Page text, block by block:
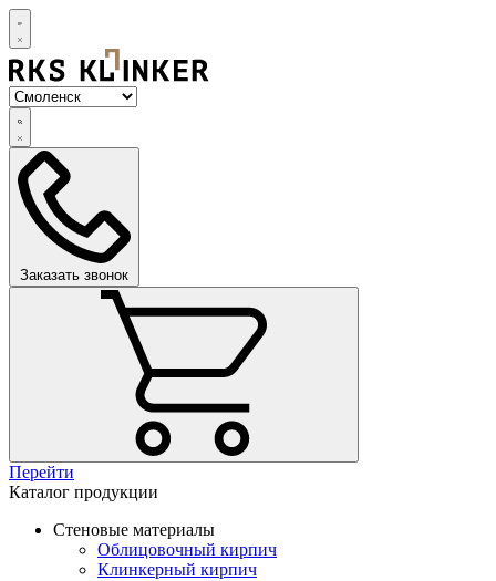
Заказать звонок
Перейти
Каталог продукции
Стеновые материалы
Облицовочный кирпич
Клинкерный кирпич